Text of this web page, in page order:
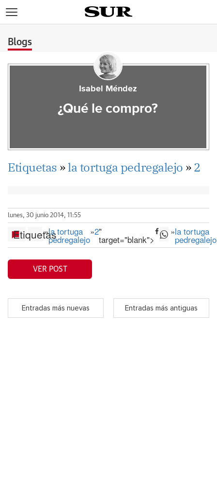
Blogs
Isabel Méndez
¿Qué le compro?
Etiquetas »la tortuga pedregalejo »2
lunes, 30 junio 2014, 11:55
Etiquetas
»la tortuga
pedregalejo
»2"
target="blank">
»la tortuga
pedregalejo
VER POST
Entradas más nuevas Entradas más antiguas